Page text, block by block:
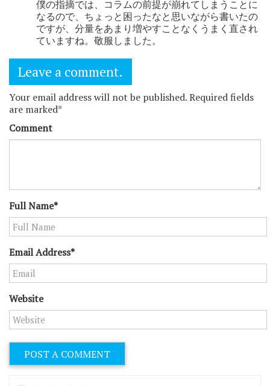
僕の指摘では、コラムの前提が崩れてしまうことに
なるので、ちょっと困ったなと思いながら書いたの
ですが、分量をあまり増やすことなくうまく直され
ていますね。敬服しました。
Leave a comment.
Your email address will not be published. Required fields
are marked*
Comment
Full Name*
Email Address*
Website